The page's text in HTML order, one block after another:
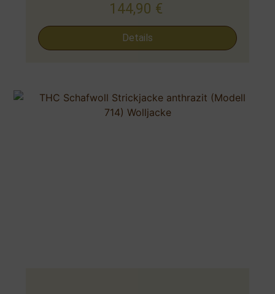
144,90 €
Details